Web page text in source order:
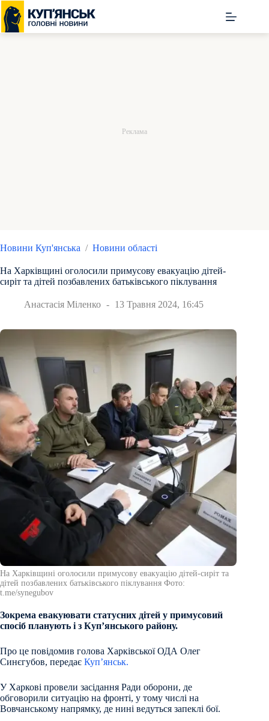
Перейти
до
вмісту
Новини Куп'янська / Новини області
На Харківщині оголосили примусову евакуацію дітей-
сиріт та дітей позбавлених батьківського піклування
Анастасія Міленко 13 Травня 2024, 16:45
На Харківщині оголосили примусову евакуацію дітей-сиріт та
дітей позбавлених батьківського піклування Фото:
t.me/synegubov
Зокрема евакуювати статусних дітей у примусовий
спосіб планують і з Куп’янського району.
Про це повідомив голова Харківської ОДА Олег
Синєгубов, передає Куп’янськ.
У Харкові провели засідання Ради оборони, де
обговорили ситуацію на фронті, у тому числі на
Вовчанському напрямку, де нині ведуться запеклі бої.